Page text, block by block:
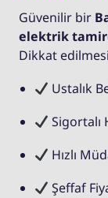
Güvenilir bir
elektrik
Dikkat
Ustalık
Sigortalı
Hızlı
Şeffaf